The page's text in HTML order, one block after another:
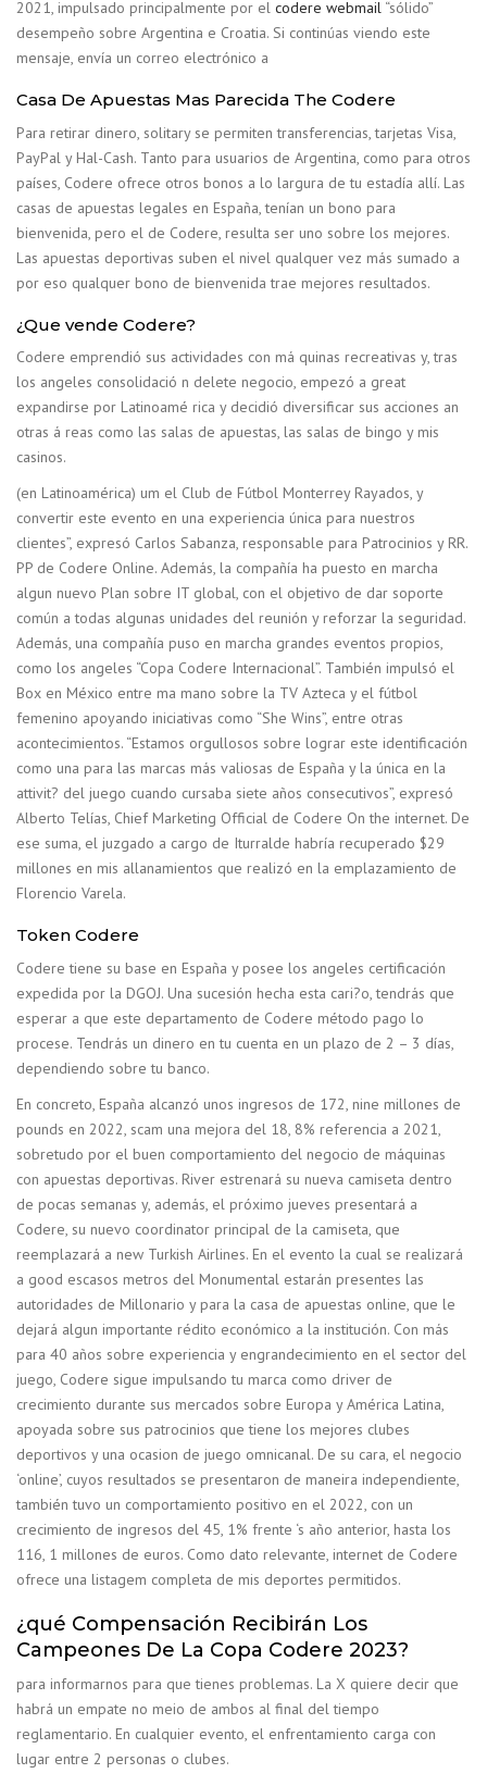
2021, impulsado principalmente por el codere webmail “sólido”
desempeño sobre Argentina e Croatia. Si continúas viendo este
mensaje, envía un correo electrónico a
Casa De Apuestas Mas Parecida The Codere
Para retirar dinero, solitary se permiten transferencias, tarjetas Visa,
PayPal y Hal-Cash. Tanto para usuarios de Argentina, como para otros
países, Codere ofrece otros bonos a lo largura de tu estadía allí. Las
casas de apuestas legales en España, tenían un bono para
bienvenida, pero el de Codere, resulta ser uno sobre los mejores.
Las apuestas deportivas suben el nivel qualquer vez más sumado a
por eso qualquer bono de bienvenida trae mejores resultados.
¿Que vende Codere?
Codere emprendió sus actividades con má quinas recreativas y, tras
los angeles consolidació n delete negocio, empezó a great
expandirse por Latinoamé rica y decidió diversificar sus acciones an
otras á reas como las salas de apuestas, las salas de bingo y mis
casinos.
(en Latinoamérica) um el Club de Fútbol Monterrey Rayados, y
convertir este evento en una experiencia única para nuestros
clientes”, expresó Carlos Sabanza, responsable para Patrocinios y RR.
PP de Codere Online. Además, la compañía ha puesto en marcha
algun nuevo Plan sobre IT global, con el objetivo de dar soporte
común a todas algunas unidades del reunión y reforzar la seguridad.
Además, una compañía puso en marcha grandes eventos propios,
como los angeles “Copa Codere Internacional”. También impulsó el
Box en México entre ma mano sobre la TV Azteca y el fútbol
femenino apoyando iniciativas como “She Wins”, entre otras
acontecimientos. “Estamos orgullosos sobre lograr este identificación
como una para las marcas más valiosas de España y la única en la
attivit? del juego cuando cursaba siete años consecutivos”, expresó
Alberto Telías, Chief Marketing Official de Codere On the internet. De
ese suma, el juzgado a cargo de Iturralde habría recuperado $29
millones en mis allanamientos que realizó en la emplazamiento de
Florencio Varela.
Token Codere
Codere tiene su base en España y posee los angeles certificación
expedida por la DGOJ. Una sucesión hecha esta cari?o, tendrás que
esperar a que este departamento de Codere método pago lo
procese. Tendrás un dinero en tu cuenta en un plazo de 2 – 3 días,
dependiendo sobre tu banco.
En concreto, España alcanzó unos ingresos de 172, nine millones de
pounds en 2022, scam una mejora del 18, 8% referencia a 2021,
sobretudo por el buen comportamiento del negocio de máquinas
con apuestas deportivas. River estrenará su nueva camiseta dentro
de pocas semanas y, además, el próximo jueves presentará a
Codere, su nuevo coordinator principal de la camiseta, que
reemplazará a new Turkish Airlines. En el evento la cual se realizará
a good escasos metros del Monumental estarán presentes las
autoridades de Millonario y para la casa de apuestas online, que le
dejará algun importante rédito económico a la institución. Con más
para 40 años sobre experiencia y engrandecimiento en el sector del
juego, Codere sigue impulsando tu marca como driver de
crecimiento durante sus mercados sobre Europa y América Latina,
apoyada sobre sus patrocinios que tiene los mejores clubes
deportivos y una ocasion de juego omnicanal. De su cara, el negocio
‘online’, cuyos resultados se presentaron de maneira independiente,
también tuvo un comportamiento positivo en el 2022, con un
crecimiento de ingresos del 45, 1% frente ‘s año anterior, hasta los
116, 1 millones de euros. Como dato relevante, internet de Codere
ofrece una listagem completa de mis deportes permitidos.
¿qué Compensación Recibirán Los
Campeones De La Copa Codere 2023?
para informarnos para que tienes problemas. La X quiere decir que
habrá un empate no meio de ambos al final del tiempo
reglamentario. En cualquier evento, el enfrentamiento carga con
lugar entre 2 personas o clubes.